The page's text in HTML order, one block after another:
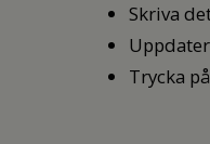
Skriva
Trycka